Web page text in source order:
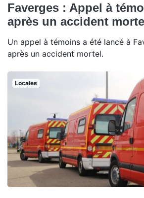
Faverges : Appel à
après un accident
Un appel à témoins a été lancé à
après un accident mortel.
Locales